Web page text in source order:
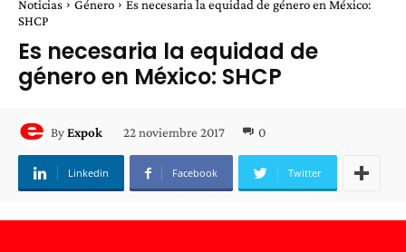
Noticias Género
Es necesaria la equidad de género en México:
SHCP
Es necesaria la equidad de
género en México: SHCP
ByExpok 22 noviembre 2017 0
Linkedin Facebook Twitter